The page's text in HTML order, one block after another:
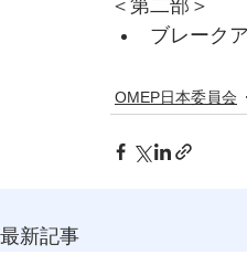
＜第二部＞
ブレーク
OMEP日本委員会
最新記事